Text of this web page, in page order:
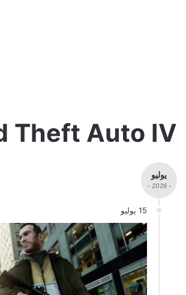
Theft Auto IV
يوليو
- 2026 -
15 يوليو